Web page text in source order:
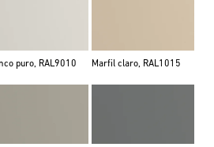
puro, RAL9010 Marfil claro, RAL1015